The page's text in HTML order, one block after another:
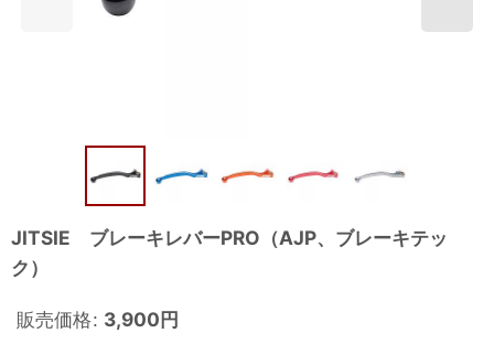
JITSIE ブレーキレバーPRO（AJP、ブレーキテッ
ク）
販売価格: 3,900円